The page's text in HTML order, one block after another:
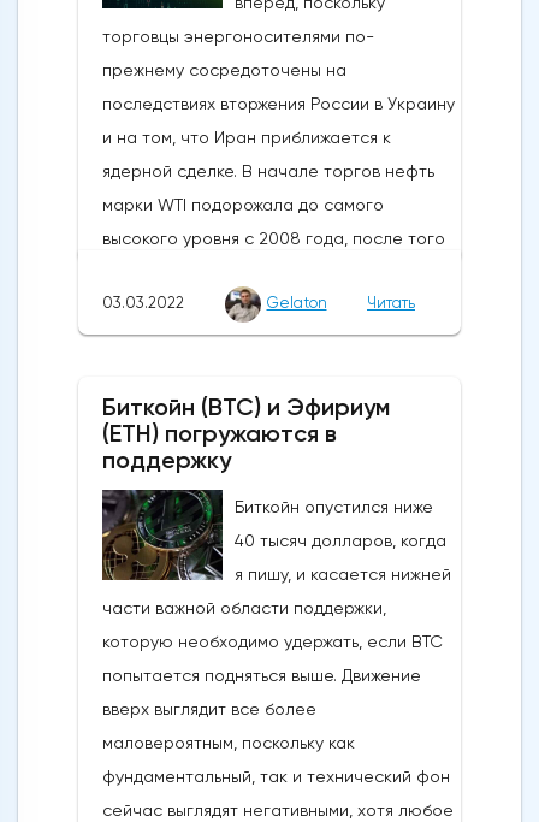
торговцы энергоносителями по-
прежнему сосредоточены на
последствиях вторжения России в Украину
и на том, что Иран приближается к
ядерной сделке. В начале торгов нефть
марки WTI подорожала до самого
высокого уровня с 2008 года, после того
украинский город Херсон. Ожидания
очередного раунда российско-
некоторую надежду на то, что возможное
прекращение огня может быть
согласовано, но переговоры, похоже,
были перенесены на начало следующей
недели.Иран может заключить ядерную
сделку в этом месяце, и это означает, что
80 миллионов баррелей нефти в
хранилищах могут появиться на рынке
довольно скоро. Министр энергетики
Ирана отметил, что иранское
производство может достичь
максимальной мощности через один или
два месяца после достижения ядерного
03.03.2022 Gelaton Читать
Биткойн (BTC) и Эфириум
(ETH) погружаются в
поддержку
Биткойн опустился ниже
40 тысяч долларов, когда
я пишу, и касается нижней
части важной области поддержки,
которую необходимо удержать, если BTC
попытается подняться выше. Движение
вверх выглядит все более
маловероятным, поскольку как
фундаментальный, так и технический фон
сейчас выглядят негативными, хотя любое